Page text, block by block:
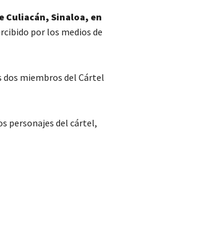
Culiacán, Sinaloa, en
por los medios de
dos miembros del Cártel
personajes del cártel,